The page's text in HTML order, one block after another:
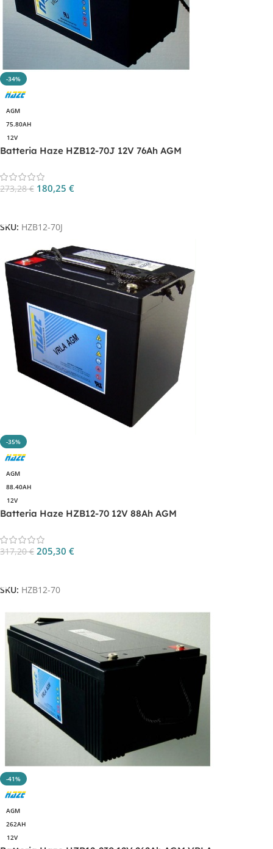
-34%
AGM
75.80AH
12V
Batteria Haze HZB12-70J 12V 76Ah AGM
273,28€ 180,25 €
SKU: HZB12-70J
-35%
AGM
88.40AH
12V
Batteria Haze HZB12-70 12V 88Ah AGM
317,20€ 205,30 €
SKU: HZB12-70
-41%
AGM
262AH
12V